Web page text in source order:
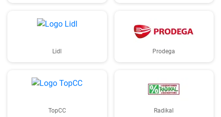
Lidl Prodega
TopCC Radikal